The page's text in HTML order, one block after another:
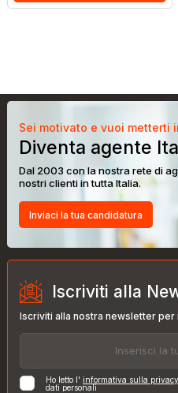
Sei motivato e vuoi metterti
Diventa agente
Dal 2003 con la nostra rete di
nostri clienti in tutta Italia.
Inviaci la tua candidatura
Iscriviti alla
Iscriviti alla nostra newsletter
Ho letto l' informativa sulla privacy
dati personali